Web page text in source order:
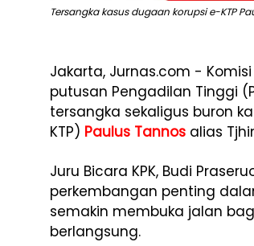
Tersangka kasus dugaan korupsi e-KTP
Jakarta, Jurnas.com -
putusan Pengadilan Tinggi
tersangka sekaligus buron
KTP) Paulus Tannos alias
Juru Bicara KPK, Budi
perkembangan penting
semakin membuka jalan
berlangsung.